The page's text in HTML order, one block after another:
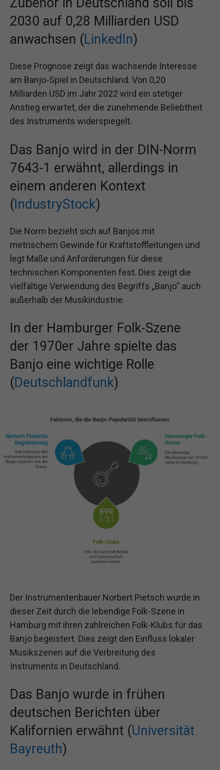
Zubehör in Deutschland soll bis
2030 auf 0,28 Milliarden USD
anwachsen (LinkedIn)
Diese Prognose zeigt das wachsende Interesse
am Banjo-Spiel in Deutschland. Von 0,20
Milliarden USD im Jahr 2022 wird ein stetiger
Anstieg erwartet, der die zunehmende Beliebtheit
des Instruments widerspiegelt.
Das Banjo wird in der DIN-Norm
7643-1 erwähnt, allerdings in
einem anderen Kontext
(IndustryStock)
Die Norm bezieht sich auf Banjos mit
metrischem Gewinde für Kraftstoffleitungen und
legt Maße und Anforderungen für diese
technischen Komponenten fest. Dies zeigt die
vielfältige Verwendung des Begriffs „Banjo“ auch
außerhalb der Musikindustrie.
In der Hamburger Folk-Szene
der 1970er Jahre spielte das
Banjo eine wichtige Rolle
(Deutschlandfunk)
Der Instrumentenbauer Norbert Pietsch wurde in
dieser Zeit durch die lebendige Folk-Szene in
Hamburg mit ihren zahlreichen Folk-Klubs für das
Banjo begeistert. Dies zeigt den Einfluss lokaler
Musikszenen auf die Verbreitung des
Instruments in Deutschland.
Das Banjo wurde in frühen
deutschen Berichten über
Kalifornien erwähnt (Universität
Bayreuth)